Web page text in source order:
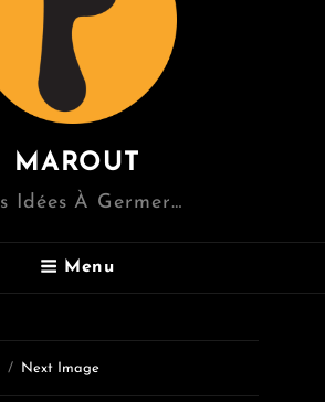
MAROUT
Idées À Germer…
Menu
Next Image